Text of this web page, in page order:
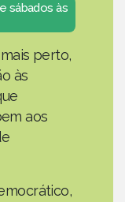
sábados às
perto,
às
aos